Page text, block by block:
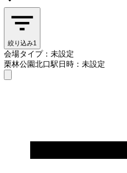
絞り込み1
会場タイプ：未設定
栗林公園北口駅日時：未設定